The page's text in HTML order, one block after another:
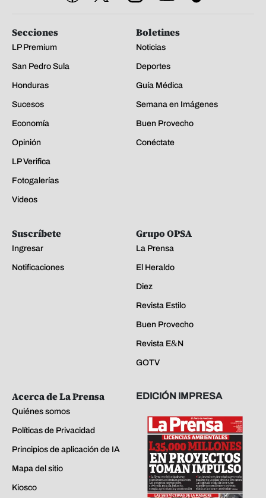
Secciones
LP Premium
San Pedro Sula
Honduras
Sucesos
Economía
Opinión
LP Verifica
Fotogalerías
Videos
Boletines
Noticias
Deportes
Guía Médica
Semana en Imágenes
Buen Provecho
Conéctate
Suscríbete
Ingresar
Notificaciones
Grupo OPSA
La Prensa
El Heraldo
Diez
Revista Estilo
Buen Provecho
Revista E&N
GOTV
Acerca de La Prensa
Quiénes somos
Políticas de Privacidad
Principios de aplicación de IA
Mapa del sitio
Kiosco
EDICIÓN IMPRESA